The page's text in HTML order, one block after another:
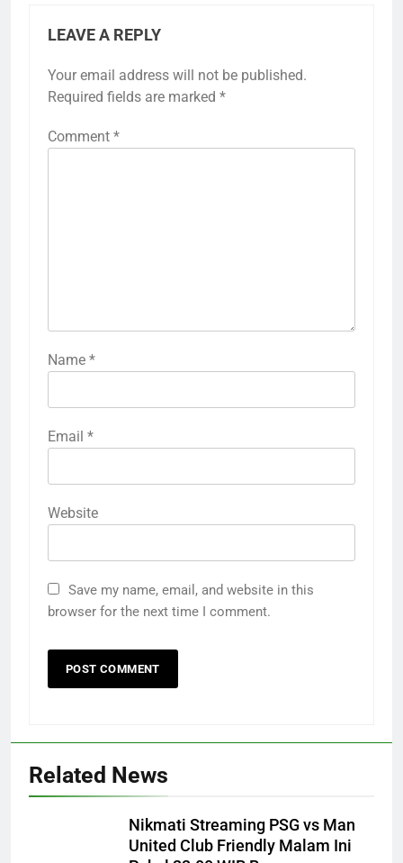
LEAVE A REPLY
Your email address will not be published.
Required fields are marked *
Comment *
Name *
Email *
Website
Save my name, email, and website in this
browser for the next time I comment.
Related News
Nikmati Streaming PSG vs Man
United Club Friendly Malam Ini